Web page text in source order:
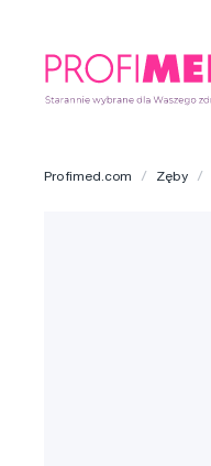
Profimed.com Zęby